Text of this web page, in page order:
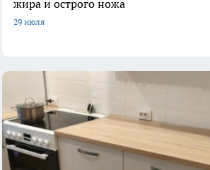
жира и острого ножа
29 июля